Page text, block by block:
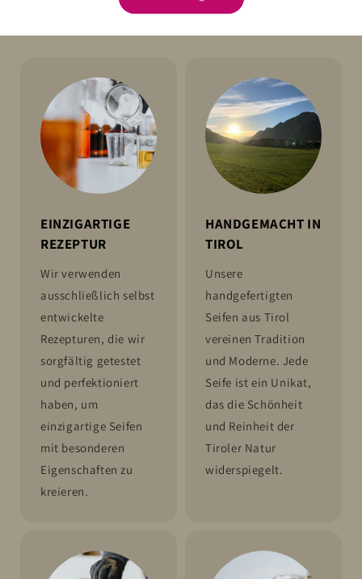
EINZIGARTIGE
REZEPTUR
Wir verwenden
ausschließlich selbst
entwickelte
Rezepturen, die wir
sorgfältig getestet
und perfektioniert
haben, um
einzigartige Seifen
mit besonderen
Eigenschaften zu
kreieren.
HANDGEMACHT IN
TIROL
Unsere
handgefertigten
Seifen aus Tirol
vereinen Tradition
und Moderne. Jede
Seife ist ein Unikat,
das die Schönheit
und Reinheit der
Tiroler Natur
widerspiegelt.